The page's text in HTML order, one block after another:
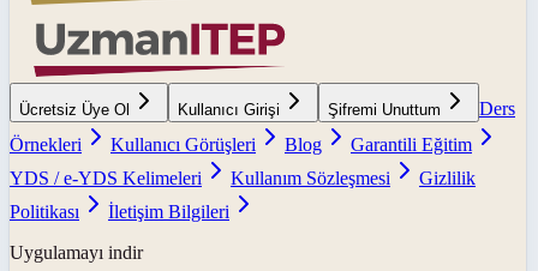
Ücretsiz Üye Ol Kullanıcı Girişi Şifremi Unuttum
Ders
Örnekleri
Kullanıcı Görüşleri Blog
Garantili Eğitim
YDS / e-YDS Kelimeleri
Kullanım Sözleşmesi
Gizlilik
Politikası
İletişim Bilgileri
Uygulamayı indir